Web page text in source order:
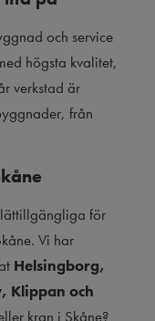
och service
högsta kvalitet,
verkstad är
från
för
Vi har
Helsingborg,
Klippan och
kran i Skåne?